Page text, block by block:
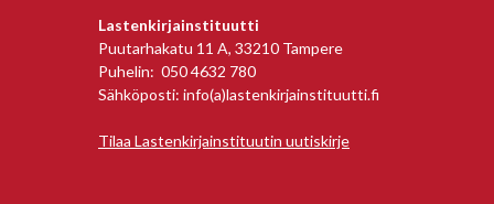
Lastenkirjainstituutti
Puutarhakatu 11 A, 33210 Tampere
Puhelin: 050 4632 780
Sähköposti: info(a)lastenkirjainstituutti.fi
Tilaa Lastenkirjainstituutin uutiskirje